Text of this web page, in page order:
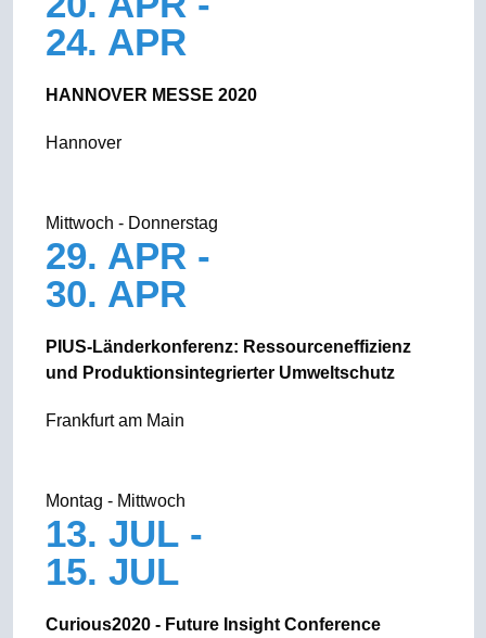
24. APR
HANNOVER MESSE 2020
Hannover
Mittwoch - Donnerstag
29. APR -
30. APR
PIUS-Länderkonferenz: Ressourceneffizienz
und Produktionsintegrierter Umweltschutz
Frankfurt am Main
Montag - Mittwoch
13. JUL -
15. JUL
Curious2020 - Future Insight Conference